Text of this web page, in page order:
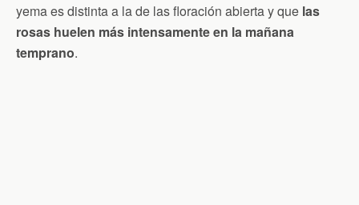
yema es distinta a la de las floración abierta y que las
rosas huelen más intensamente en la mañana
temprano.